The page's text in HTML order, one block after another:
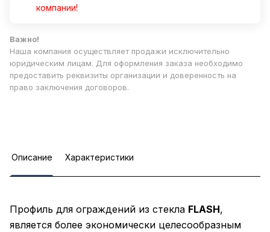
компании!
Важно!
Наша компания осуществляет продажи исключительно
юридическим лицам. Для оформления заказа необходимо
предоставить реквизиты организации и доверенность на
право заключения договоров.
Описание Характеристики
Профиль для ограждений из стекла FLASH,
является более экономически целесообразным